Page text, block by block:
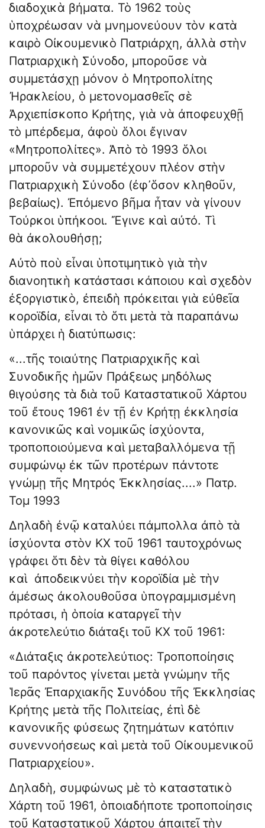
διαδοχικὰ βήματα. Τὸ 1962 τοὺς
ὑποχρέωσαν νὰ μνημονεύουν τὸν κατὰ
καιρὸ Οἰκουμενικὸ Πατριάρχη, ἀλλὰ στὴν
Πατριαρχικὴ Σύνοδο, μποροῦσε νὰ
συμμετάσχῃ μόνον ὁ Μητροπολίτης
Ἠρακλείου, ὁ μετονομασθεῖς σὲ
Ἀρχιεπίσκοπο Κρήτης, γιὰ νὰ ἀποφευχθῇ
τὸ μπέρδεμα, ἀφοὺ ὅλοι ἔγιναν
«Μητροπολίτες». Ἀπὸ τὸ 1993 ὅλοι
μποροῦν νὰ συμμετέχουν πλέον στὴν
Πατριαρχικὴ Σύνοδο (ἐφ᾿ὅσον κληθοῦν,
βεβαίως). Ἐπόμενο βῆμα ἦταν νὰ γίνουν
Τούρκοι ὑπήκοοι. Ἔγινε καὶ αὐτό. Τὶ
θὰ ἀκολουθήσῃ;
Αὐτὸ ποὺ εἶναι ὑποτιμητικὸ γιὰ τὴν
διανοητικὴ κατάστασι κάποιου καὶ σχεδὸν
ἐξοργιστικὸ, ἐπειδὴ πρόκειται γιὰ εὐθεῖα
κοροϊδία, εἶναι τὸ ὅτι μετὰ τὰ παραπάνω
ὑπάρχει ἡ διατύπωσις:
«...τῆς τοιαύτης Πατριαρχικῆς καὶ
Συνοδικῆς ἡμῶν Πράξεως μηδόλως
θιγούσης τὰ διὰ τοῦ Καταστατικοῦ Χάρτου
τοῦ ἔτους 1961 ἐν τῇ ἐν Κρήτῃ ἐκκλησία
κανονικῶς καὶ νομικῶς ἰσχύοντα,
τροποποιούμενα καὶ μεταβαλλόμενα τῇ
συμφώνῳ ἐκ τῶν προτέρων πάντοτε
γνώμῃ τῆς Μητρός Ἐκκλησίας....» Πατρ.
Τομ 1993
Δηλαδὴ ἐνῷ καταλύει πάμπολλα ἀπὸ τὰ
ἰσχύοντα στὸν ΚΧ τοῦ 1961 ταυτοχρόνως
γράφει ὅτι δὲν τὰ θίγει καθόλου
καὶ ἀποδεικνύει τὴν κοροϊδία μὲ τὴν
ἀμέσως ἀκολουθοῦσα ὑπογραμμισμένη
πρότασι, ἡ ὁποία καταργεῖ τὴν
ἀκροτελεύτιο διάταξι τοῦ ΚΧ τοῦ 1961:
«Διάταξις ἀκροτελεύτιος: Τροποποίησις
τοῦ παρόντος γίνεται μετὰ γνώμην τῆς
Ἱερᾶς Ἐπαρχιακῆς Συνόδου τῆς Ἐκκλησίας
Κρήτης μετὰ τῆς Πολιτείας, ἐπὶ δὲ
κανονικῆς φύσεως ζητημάτων κατόπιν
συνεννοήσεως καὶ μετὰ τοῦ Οἰκουμενικοῦ
Πατριαρχείου».
Δηλαδὴ, συμφώνως μὲ τὸ καταστατικὸ
Χάρτη τοῦ 1961, ὁποιαδήποτε τροποποίησις
τοῦ Καταστατικοῦ Χάρτου ἀπαιτεῖ τὴν